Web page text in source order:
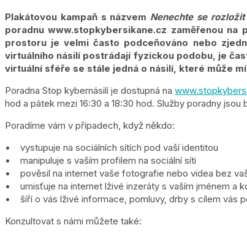
Plakátovou kampaň s názvem Nenechte se rozložit
poradnu www.stopkybersikane.cz zaměřenou
prostoru je velmi často podceňováno nebo
virtuálního násilí postrádají fyzickou podobu, je
virtuální sféře se stále jedná o násilí, které může
Poradna Stop kybernásilí je dostupná na
hod a pátek mezi 16:30 a 18:30 hod. Služby poradny jsou
Poradíme vám v případech, když někdo:
• vystupuje na sociálních sítích pod vaší identitou
• manipuluje s vaším profilem na sociální síti
• pověsil na internet vaše fotografie nebo videa bez
• umisťuje na internet lživé inzeráty s vaším jménem a
• šíří o vás lživé informace, pomluvy, drby s cílem vás
Konzultovat s námi můžete také: